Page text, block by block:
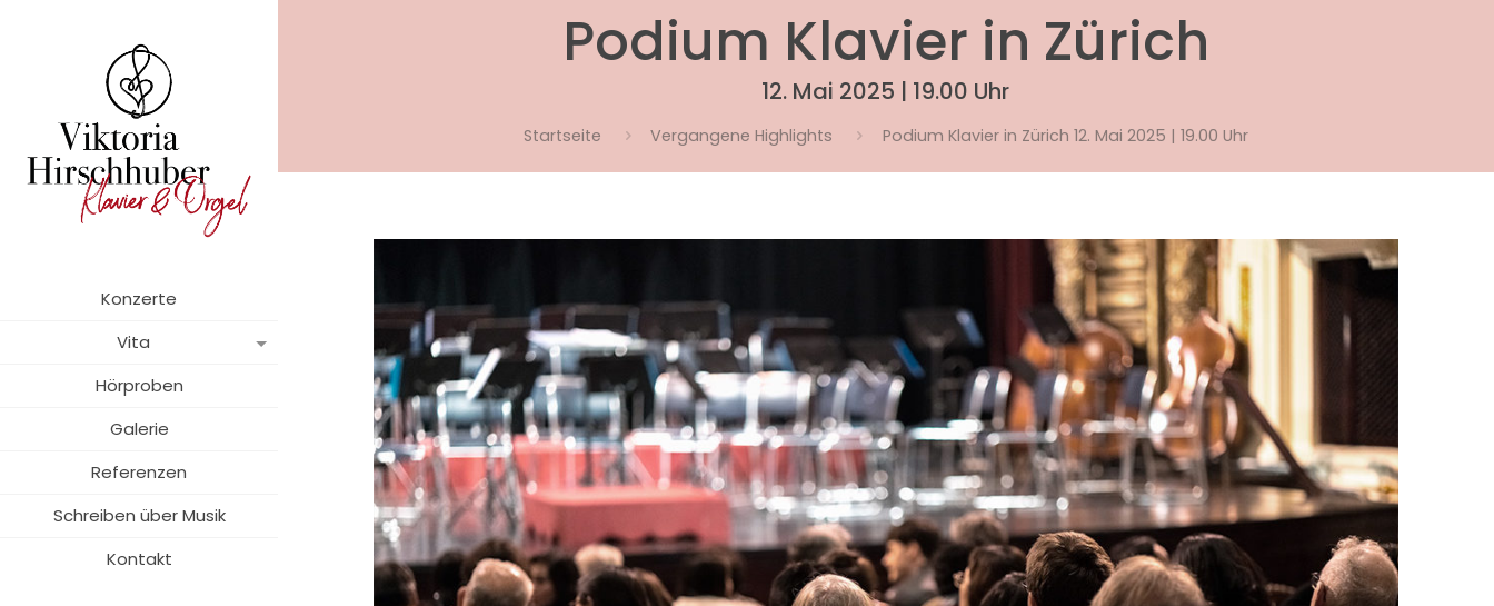
Konzerte
Vita
Hörproben
Galerie
Referenzen
Schreiben über Musik
Kontakt
Podium Klavier in Zürich
12. Mai 2025 | 19.00 Uhr
Startseite Vergangene Highlights Podium Klavier in Zürich 12. Mai 2025 | 19.00 Uhr